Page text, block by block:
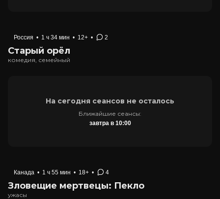
Россия • 1 ч 34 мин • 12+ • 2
Старый орёл
комедия, семейный
На сегодня сеансов не осталось
Ближайшие сеансы:
завтра в 10:00
Канада • 1 ч 55 мин • 18+ • 4
Зловещие мертвецы: Пекло
ужасы